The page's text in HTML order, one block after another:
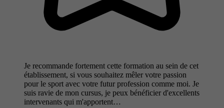
Je recommande fortement cette formation au sein de cet
établissement, si vous souhaitez mêler votre passion
pour le sport avec votre futur profession comme moi. Je
suis ravie de mon cursus, je peux bénéficier d'excellents
intervenants qui m'apportent…